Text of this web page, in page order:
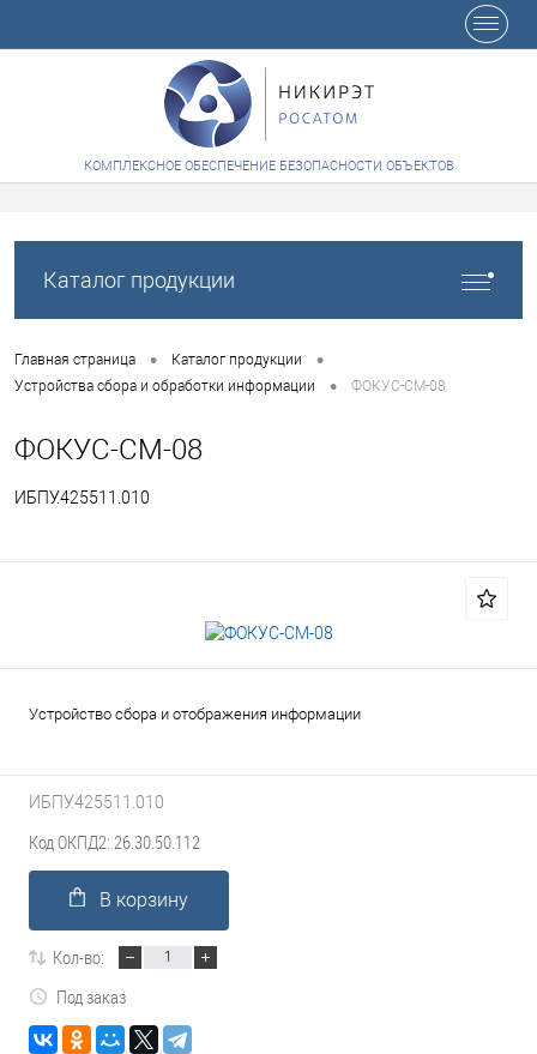
КОМПЛЕКСНОЕ ОБЕСПЕЧЕНИЕ БЕЗОПАСНОСТИ ОБЪЕКТОВ
Каталог продукции
Главная страница • Каталог продукции •
Устройства сбора и обработки информации • ФОКУС-СМ-08
ФОКУС-СМ-08
ИБПУ.425511.010
Устройство сбора и отображения информации
ИБПУ.425511.010
Код ОКПД2: 26.30.50.112
В корзину
Кол-во:
Под заказ